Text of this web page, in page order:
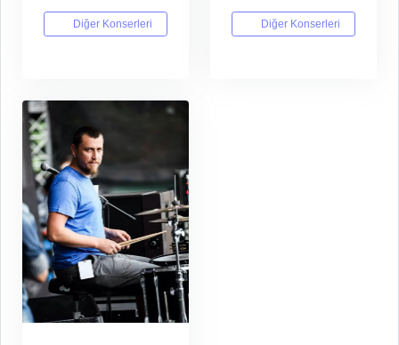
Diğer Konserleri Diğer Konserleri